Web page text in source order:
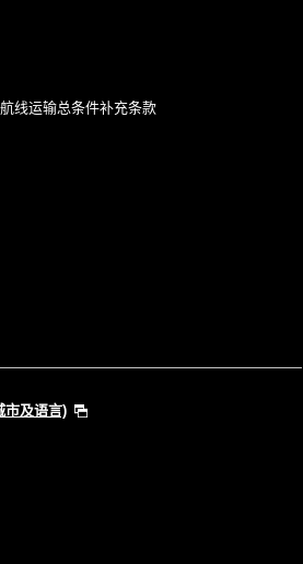
线运输总条件补充条款
市及语言)